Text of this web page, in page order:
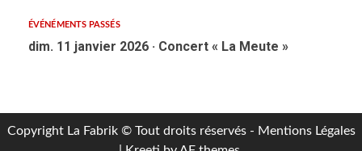
ÉVÉNÉMENTS PASSÉS
dim. 11 janvier 2026 · Concert « La Meute »
Copyright La Fabrik © Tout droits réservés - Mentions Légales